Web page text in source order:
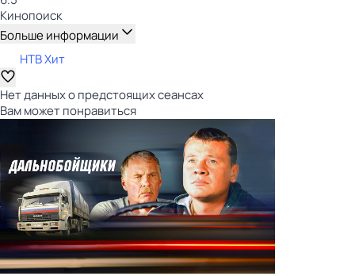
Кинопоиск
Больше информации
НТВ Хит
Нет данных о предстоящих сеансах
Вам может понравиться